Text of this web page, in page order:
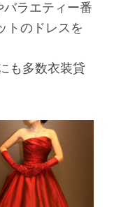
バラエティー番
トのドレスを
も多数衣装貸